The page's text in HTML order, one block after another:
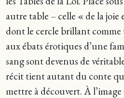
autre table – celle « de la joie
dont le cercle brillant comme
aux ébats érotiques d’une
sang sont devenus de
récit tient autant du conte
mettre à découvert. À l’image